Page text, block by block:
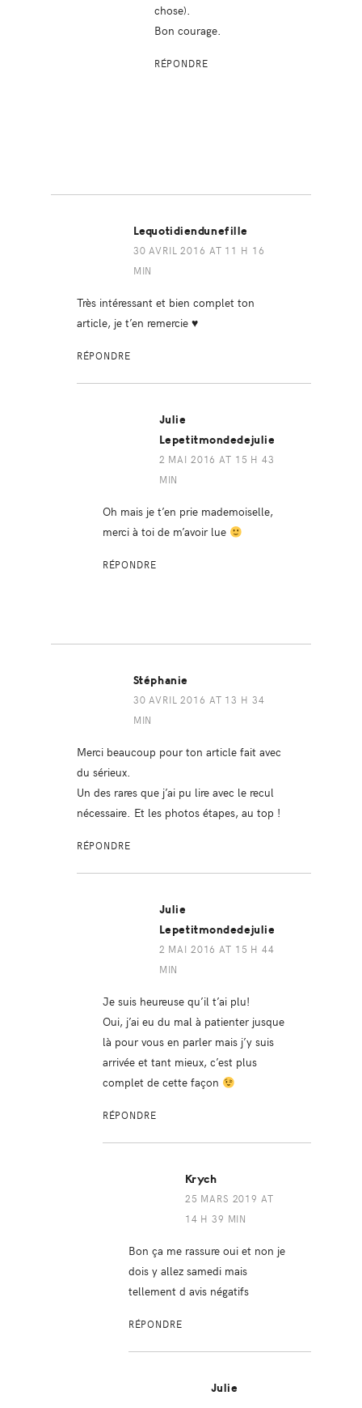
chose).
Bon courage.
RÉPONDRE
Lequotidiendunefille
30 AVRIL 2016 AT 11 H 16
MIN
Très intéressant et bien complet ton
article, je t’en remercie ♥
RÉPONDRE
Julie
Lepetitmondedejulie
2 MAI 2016 AT 15 H 43
MIN
Oh mais je t’en prie mademoiselle,
merci à toi de m’avoir lue
RÉPONDRE
Stéphanie
30 AVRIL 2016 AT 13 H 34
MIN
Merci beaucoup pour ton article fait avec
du sérieux.
Un des rares que j’ai pu lire avec le recul
nécessaire. Et les photos étapes, au top !
RÉPONDRE
Julie
Lepetitmondedejulie
2 MAI 2016 AT 15 H 44
MIN
Je suis heureuse qu’il t’ai plu!
Oui, j’ai eu du mal à patienter jusque
là pour vous en parler mais j’y suis
arrivée et tant mieux, c’est plus
complet de cette façon
RÉPONDRE
Krych
25 MARS 2019 AT
14 H 39 MIN
Bon ça me rassure oui et non je
dois y allez samedi mais
tellement d avis négatifs
RÉPONDRE
Julie